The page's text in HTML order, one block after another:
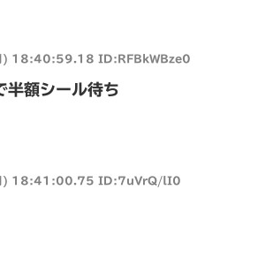
18:40:59.18 ID:RFBkWBze0
半額シール待ち
18:41:00.75 ID:7uVrQ/lI0